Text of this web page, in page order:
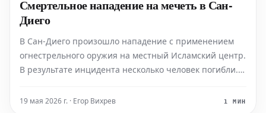
Смертельное нападение на мечеть в Сан-
Диего
В Сан-Диего произошло нападение с применением
огнестрельного оружия на местный Исламский центр.
В результате инцидента несколько человек погибли.
нападавших также мертвы.
19 мая 2026 г. · Егор Вихрев 1 МИН